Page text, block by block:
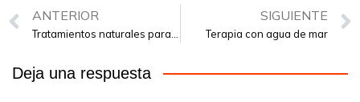
ANTERIOR SIGUIENTE
Terapia con agua de mar
Deja una respuesta